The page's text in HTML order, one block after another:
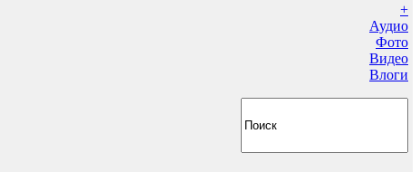
+
Аудио
Фото
Видео
Влоги